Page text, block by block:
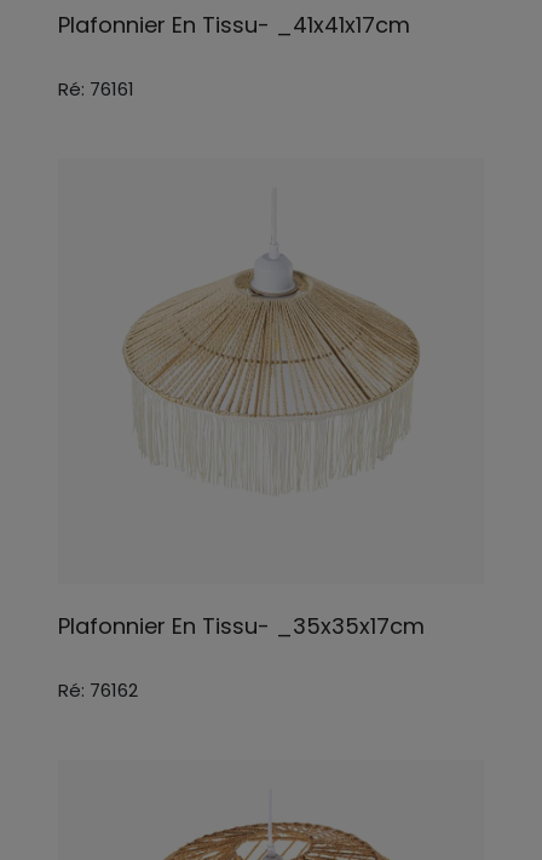
Plafonnier En Tissu- _41x41x17cm
Ré: 76161
Plafonnier En Tissu- _35x35x17cm
Ré: 76162